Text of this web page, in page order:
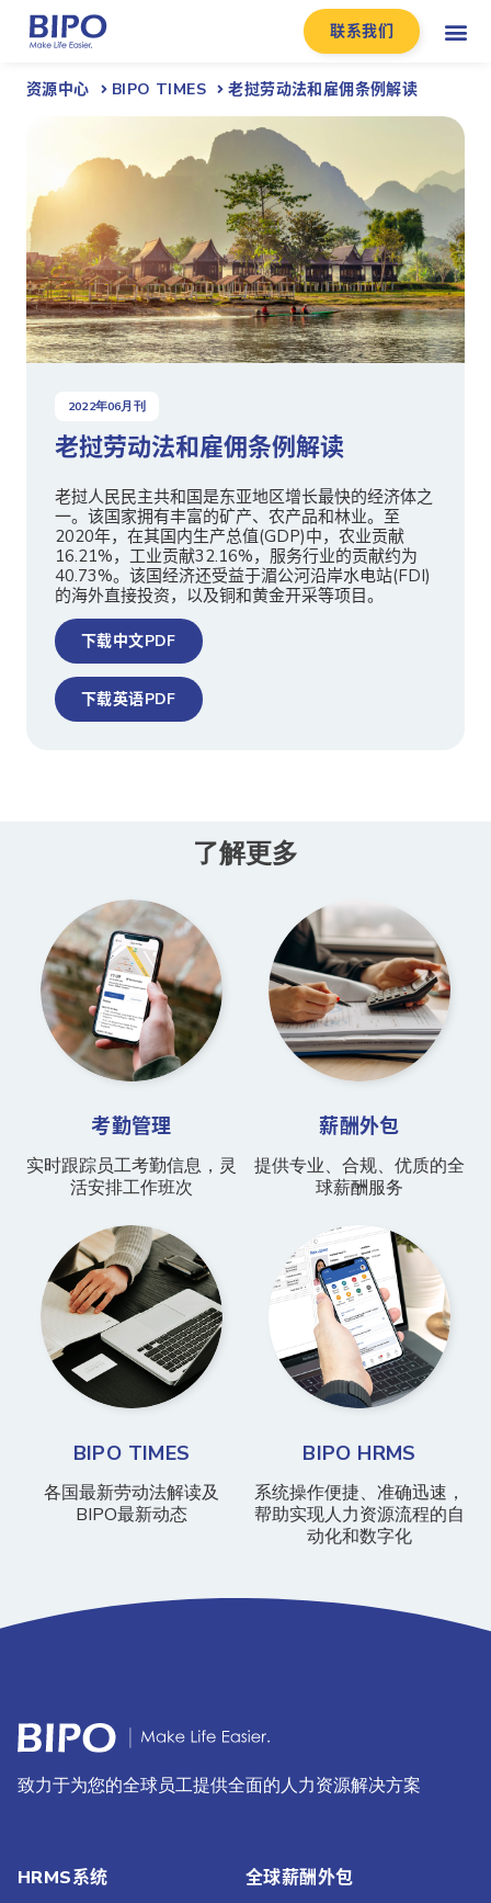
联系我们
资源中心 BIPO TIMES 老挝劳动法和雇佣条例解读
2022年06月刊
老挝劳动法和雇佣条例解读
老挝人民民主共和国是东亚地区增长最快的经济体之
一。该国家拥有丰富的矿产、农产品和林业。至
2020年，在其国内生产总值(GDP)中，农业贡献
16.21%，工业贡献32.16%，服务行业的贡献约为
40.73%。该国经济还受益于湄公河沿岸水电站(FDI)
的海外直接投资，以及铜和黄金开采等项目。
下载中文PDF
下载英语PDF
了解更多
考勤管理
实时跟踪员工考勤信息，灵
活安排工作班次
薪酬外包
提供专业、合规、优质的全
球薪酬服务
BIPO TIMES
各国最新劳动法解读及
BIPO最新动态
BIPO HRMS
系统操作便捷、准确迅速，
帮助实现人力资源流程的自
动化和数字化
致力于为您的全球员工提供全面的人力资源解决方案
HRMS系统 全球薪酬外包